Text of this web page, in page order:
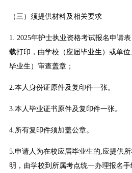
（三）须提供材料及相关要求
1. 2025年护士执业资格考试报名申请
载打印，由学校（应届毕业生）或单
毕业生）审查盖章；
2.本人身份证原件及复印件一张。
3.本人毕业证书原件及复印件一张。
4.所有复印件须加盖公章。
5.申请人为在校应届毕业生的,应提供
明，由学校到所属考点统一办理报名手